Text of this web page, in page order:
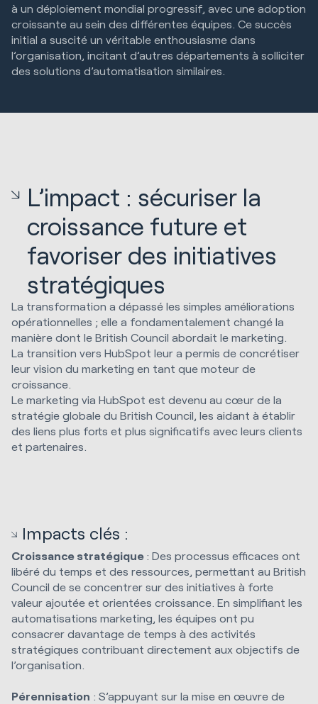
à un déploiement mondial progressif, avec une adoption
croissante au sein des différentes équipes. Ce succès
initial a suscité un véritable enthousiasme dans
l’organisation, incitant d’autres départements à solliciter
des solutions d’automatisation similaires.
L’impact : sécuriser la
croissance future et
favoriser des initiatives
stratégiques
La transformation a dépassé les simples améliorations
opérationnelles ; elle a fondamentalement changé la
manière dont le British Council abordait le marketing.
La transition vers HubSpot leur a permis de concrétiser
leur vision du marketing en tant que moteur de
croissance.
Le marketing via HubSpot est devenu au cœur de la
stratégie globale du British Council, les aidant à établir
des liens plus forts et plus significatifs avec leurs clients
et partenaires.
Impacts clés :
Croissance stratégique : Des processus efficaces ont
libéré du temps et des ressources, permettant au British
Council de se concentrer sur des initiatives à forte
valeur ajoutée et orientées croissance. En simplifiant les
automatisations marketing, les équipes ont pu
consacrer davantage de temps à des activités
stratégiques contribuant directement aux objectifs de
l’organisation.
Pérennisation : S’appuyant sur la mise en œuvre de